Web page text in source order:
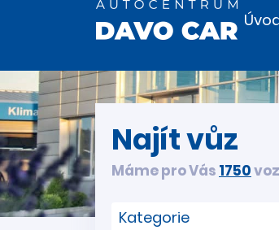
Najít vůz
Máme pro Vás 1750